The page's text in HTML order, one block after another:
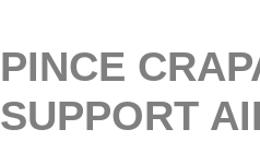
PINCE
SUPPORT